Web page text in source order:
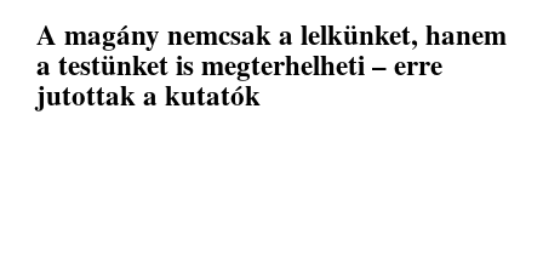
A magány nemcsak a lelkünket, hanem
a testünket is megterhelheti – erre
jutottak a kutatók